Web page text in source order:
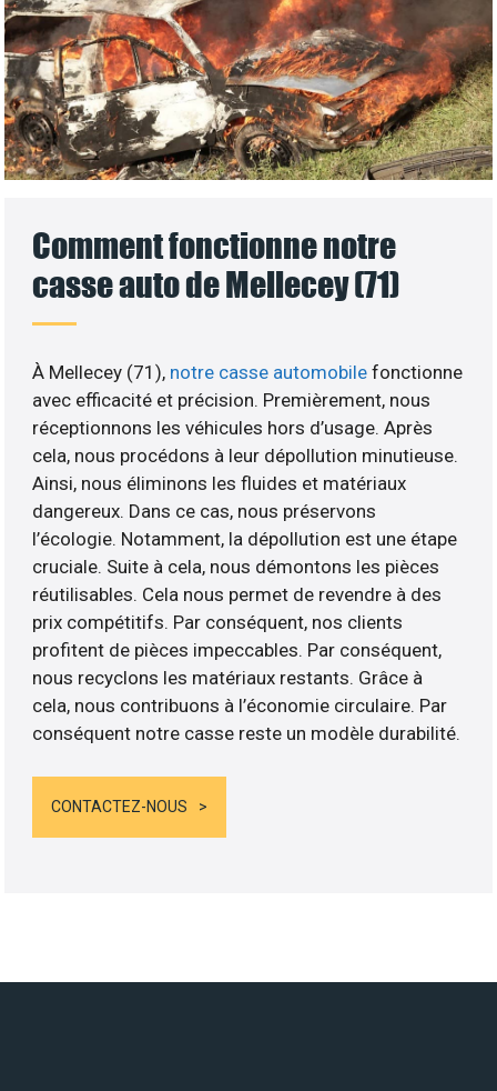
Comment fonctionne notre
casse auto de Mellecey (71)
À Mellecey (71), notre casse automobilefonctionne
avec efficacité et précision. Premièrement, nous
réceptionnons les véhicules hors d’usage. Après
cela, nous procédons à leur dépollution minutieuse.
Ainsi, nous éliminons les fluides et matériaux
dangereux. Dans ce cas, nous préservons
l’écologie. Notamment, la dépollution est une étape
cruciale. Suite à cela, nous démontons les pièces
réutilisables. Cela nous permet de revendre à des
prix compétitifs. Par conséquent, nos clients
profitent de pièces impeccables. Par conséquent,
nous recyclons les matériaux restants. Grâce à
cela, nous contribuons à l’économie circulaire. Par
conséquent notre casse reste un modèle durabilité.
CONTACTEZ-NOUS